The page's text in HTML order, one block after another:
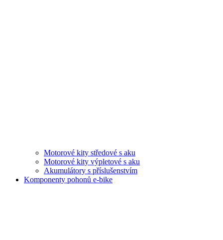
Motorové kity středové s aku
Motorové kity výpletové s aku
Akumulátory s příslušenstvím
Komponenty pohonů e-bike